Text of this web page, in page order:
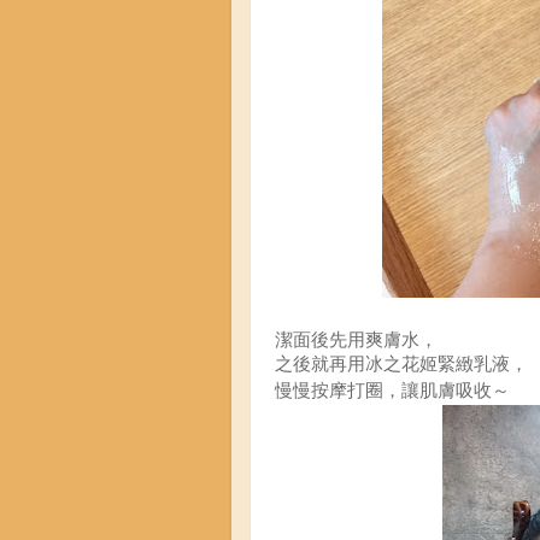
潔面後先用爽膚水，
之後就再用 冰之花姬緊緻乳液，
慢慢按摩打圈，讓肌膚吸收～